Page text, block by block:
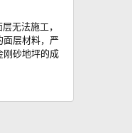
无法施工，
面层材料，严
刚砂地坪的成